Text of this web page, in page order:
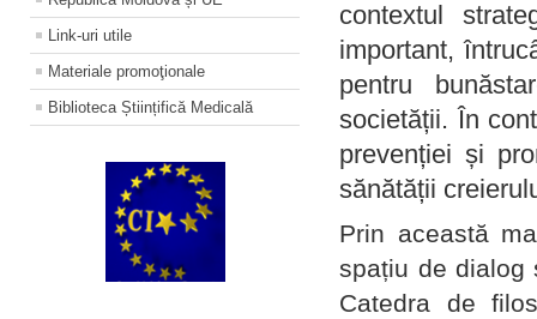
Link-uri utile
Materiale promoţionale
Biblioteca Științifică Medicală
contextul
important,
pentru
societății. În
prevenției și
sănătății
Prin această
spațiu de dialog
Catedra de